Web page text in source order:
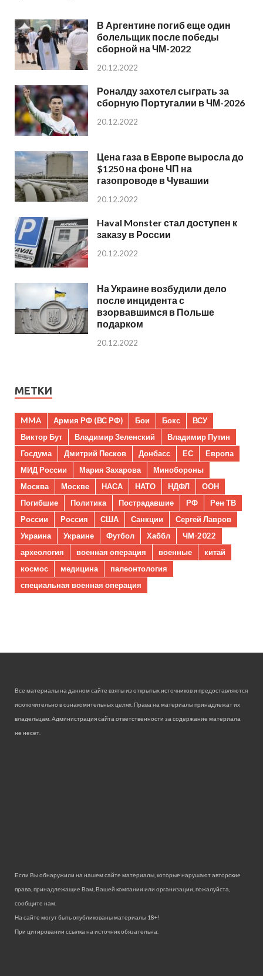
В Аргентине погиб еще один
болельщик после победы
сборной на ЧМ-2022
20.12.2022
Роналду захотел сыграть за
сборную Португалии в ЧМ-2026
20.12.2022
Цена газа в Европе выросла до
$1250 на фоне ЧП на
газопроводе в Чувашии
20.12.2022
Haval Monster стал доступен к
заказу в России
20.12.2022
На Украине возбудили дело
после инцидента с
взорвавшимся в Польше
подарком
20.12.2022
МЕТКИ
MMA Армия РФ (ВС РФ) Бои Бокс
ВСУ
Виктор Бут
Владимир Зеленский
Владимир Путин
Госдума
Дмитрий Песков Донбасс ЕС
Европа
МИД России
Мария Захарова
Минобороны
Москва
Москве НАСА НАТО НДФЛ
ООН
Погибшие
Политика Пострадавшие РФ
Рен ТВ
России
Россия США Санкции
Сергей Лавров
Украина
Украине Футбол Хаббл
ЧМ-2022
археология
военная операция военные
китай
космос
медицина
палеонтология
специальная военная операция
Все материалы на данном сайте взяты из открытых источников и предоставляются
исключительно в ознакомительных целях. Права на материалы принадлежат их
владельцам. Администрация сайта ответственности за содержание материала
не несет.
Если Вы обнаружили на нашем сайте материалы, которые нарушают авторские
права, принадлежащие Вам, Вашей компании или организации, пожалуйста,
сообщите нам.
На сайте могут быть опубликованы материалы 18+!
При цитировании ссылка на источник обязательна.